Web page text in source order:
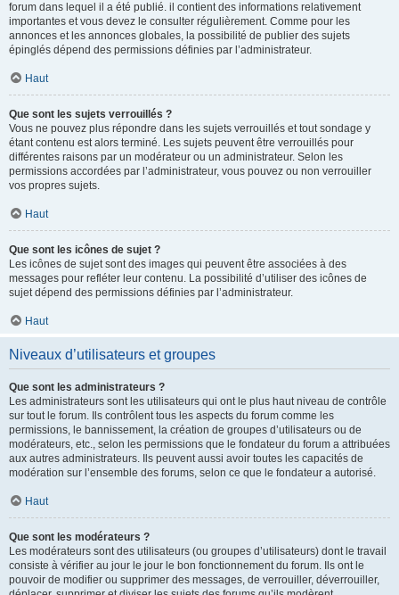
forum dans lequel il a été publié. il contient des informations relativement
importantes et vous devez le consulter régulièrement. Comme pour les
annonces et les annonces globales, la possibilité de publier des sujets
épinglés dépend des permissions définies par l’administrateur.
Haut
Que sont les sujets verrouillés ?
Vous ne pouvez plus répondre dans les sujets verrouillés et tout sondage y
étant contenu est alors terminé. Les sujets peuvent être verrouillés pour
différentes raisons par un modérateur ou un administrateur. Selon les
permissions accordées par l’administrateur, vous pouvez ou non verrouiller
vos propres sujets.
Haut
Que sont les icônes de sujet ?
Les icônes de sujet sont des images qui peuvent être associées à des
messages pour refléter leur contenu. La possibilité d’utiliser des icônes de
sujet dépend des permissions définies par l’administrateur.
Haut
Niveaux d’utilisateurs et groupes
Que sont les administrateurs ?
Les administrateurs sont les utilisateurs qui ont le plus haut niveau de contrôle
sur tout le forum. Ils contrôlent tous les aspects du forum comme les
permissions, le bannissement, la création de groupes d’utilisateurs ou de
modérateurs, etc., selon les permissions que le fondateur du forum a attribuées
aux autres administrateurs. Ils peuvent aussi avoir toutes les capacités de
modération sur l’ensemble des forums, selon ce que le fondateur a autorisé.
Haut
Que sont les modérateurs ?
Les modérateurs sont des utilisateurs (ou groupes d’utilisateurs) dont le travail
consiste à vérifier au jour le jour le bon fonctionnement du forum. Ils ont le
pouvoir de modifier ou supprimer des messages, de verrouiller, déverrouiller,